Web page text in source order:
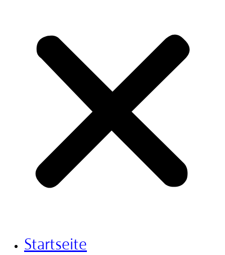
Startseite